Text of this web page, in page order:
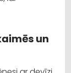
un